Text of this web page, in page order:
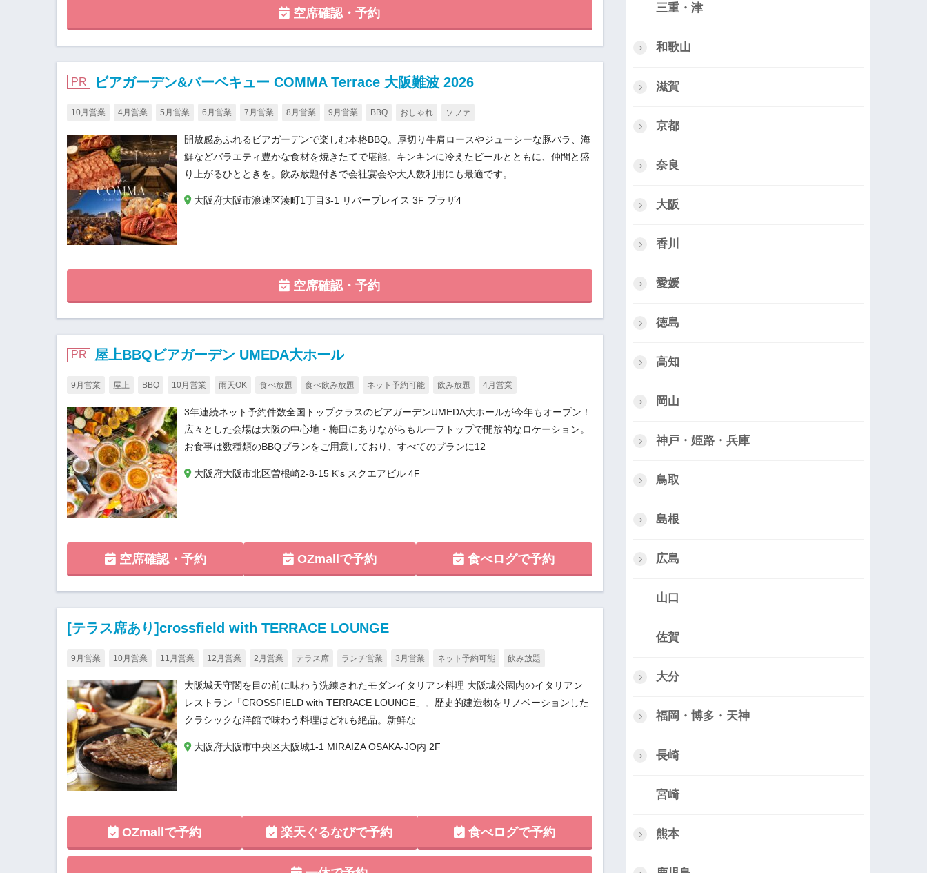
空席確認・予約
PR ビアガーデン&バーベキュー COMMA Terrace 大阪難波 2026
10月営業 4月営業 5月営業 6月営業 7月営業 8月営業 9月営業 BBQ おしゃれ ソファ
開放感あふれるビアガーデンで楽しむ本格BBQ。厚切り牛肩ロースやジューシーな豚バラ、海
鮮などバラエティ豊かな食材を焼きたてで堪能。キンキンに冷えたビールとともに、仲間と盛
り上がるひとときを。飲み放題付きで会社宴会や大人数利用にも最適です。
大阪府大阪市浪速区湊町1丁目3-1 リバープレイス 3F プラザ4
空席確認・予約
PR 屋上BBQビアガーデン UMEDA大ホール
9月営業 屋上 BBQ 10月営業 雨天OK 食べ放題 食べ飲み放題 ネット予約可能 飲み放題 4月営業
3年連続ネット予約件数全国トップクラスのビアガーデンUMEDA大ホールが今年もオープン！
広々とした会場は大阪の中心地・梅田にありながらもルーフトップで開放的なロケーション。
お食事は数種類のBBQプランをご用意しており、すべてのプランに12
大阪府大阪市北区曽根崎2-8-15 K's スクエアビル 4F
空席確認・予約 OZmallで予約 食べログで予約
[テラス席あり]crossfield with TERRACE LOUNGE
9月営業 10月営業 11月営業 12月営業 2月営業 テラス席 ランチ営業 3月営業 ネット予約可能 飲み放題
大阪城天守閣を目の前に味わう洗練されたモダンイタリアン料理 大阪城公園内のイタリアン
レストラン「CROSSFIELD with TERRACE LOUNGE」。歴史的建造物をリノベーションした
クラシックな洋館で味わう料理はどれも絶品。新鮮な
大阪府大阪市中央区大阪城1-1 MIRAIZA OSAKA-JO内 2F
OZmallで予約 楽天ぐるなびで予約 食べログで予約
三重・津
和歌山
滋賀
京都
奈良
大阪
香川
愛媛
徳島
高知
岡山
神戸・姫路・兵庫
鳥取
島根
広島
山口
佐賀
大分
福岡・博多・天神
長崎
宮崎
熊本